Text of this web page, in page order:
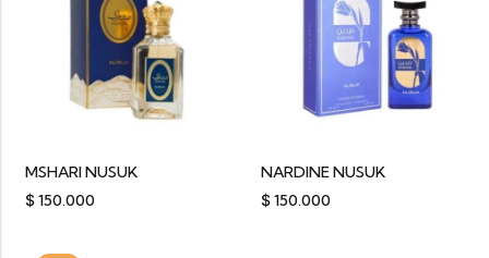
MSHARI NUSUK
$150.000
NARDINE NUSUK
$150.000